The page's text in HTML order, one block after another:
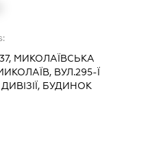
МИКОЛАЇВСЬКА
ВУЛ.295-Ї
БУДИНОК